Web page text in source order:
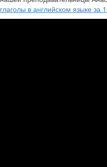
глаголы в английском языке за